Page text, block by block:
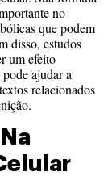
no
que podem
disso, estudos
um efeito
ajudar a
relacionados